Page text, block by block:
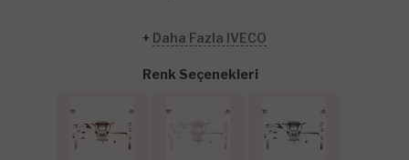
+ Daha Fazla IVECO
Renk Seçenekleri